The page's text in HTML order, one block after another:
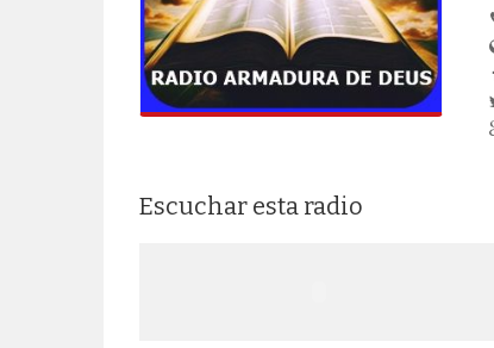
Escuchar esta radio